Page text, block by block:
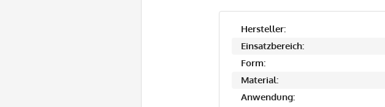
Hersteller:
Einsatzbereich:
Form:
Material:
Anwendung: